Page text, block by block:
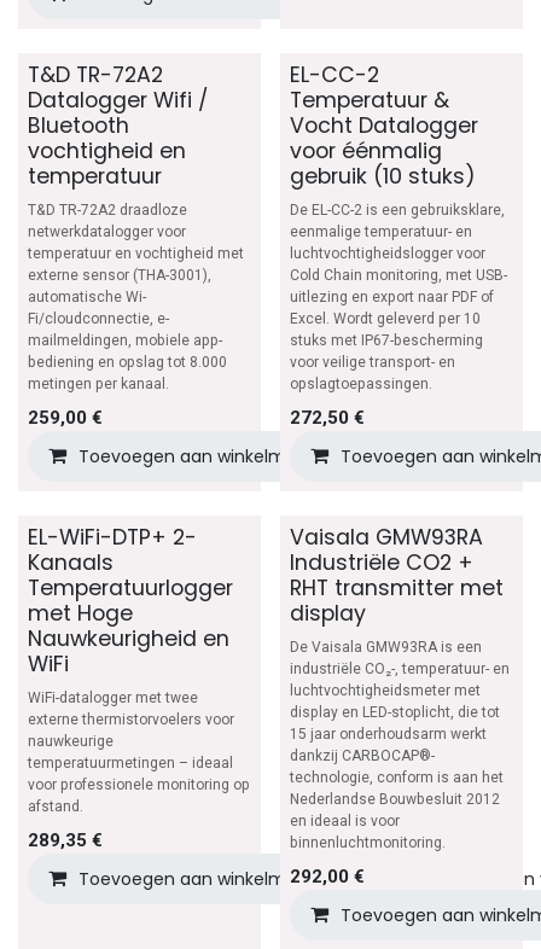
T&D TR-72A2
Datalogger Wifi /
Bluetooth
vochtigheid en
temperatuur
T&D TR-72A2 draadloze
netwerkdatalogger voor
temperatuur en vochtigheid met
externe sensor (THA-3001),
automatische Wi-
Fi/cloudconnectie, e-
mailmeldingen, mobiele app-
bediening en opslag tot 8.000
metingen per kanaal.
259,00 €
Toevoegen aan winkelmandje Toevoegen aan
EL-CC-2
Temperatuur &
Vocht Datalogger
voor éénmalig
gebruik (10 stuks)
De EL-CC-2 is een gebruiksklare,
eenmalige temperatuur- en
luchtvochtigheidslogger voor
Cold Chain monitoring, met USB-
uitlezing en export naar PDF of
Excel. Wordt geleverd per 10
stuks met IP67-bescherming
voor veilige transport- en
opslagtoepassingen.
272,50€
Toevoegen aan
EL-WiFi-DTP+ 2-
Kanaals
Temperatuurlogger
met Hoge
Nauwkeurigheid en
WiFi
WiFi-datalogger met twee
externe thermistorvoelers voor
nauwkeurige
temperatuurmetingen – ideaal
voor professionele monitoring op
afstand.
289,35 €
Toevoegen aan winkelmandje Toevoegen
Vaisala GMW93RA
Industriële CO2 +
RHT transmitter met
display
De Vaisala GMW93RA is een
industriële CO₂-, temperatuur- en
luchtvochtigheidsmeter met
display en LED-stoplicht, die tot
15 jaar onderhoudsarm werkt
dankzij CARBOCAP®-
technologie, conform is aan het
Nederlandse Bouwbesluit 2012
en ideaal is voor
binnenluchtmonitoring.
292,00€
Toevoegen aan